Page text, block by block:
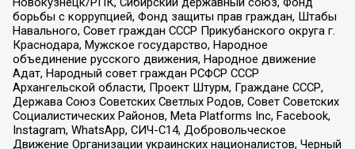
борьбы с коррупцией, Фонд защиты прав граждан, Штабы
Навального, Совет граждан СССР Прикубанского округа г.
Краснодара, Мужское государство, Народное
объединение русского движения, Народное движение
Адат, Народный совет граждан РСФСР СССР
Архангельской области, Проект Штурм, Граждане СССР,
Держава Союз Советских Светлых Родов, Совет Советских
Социалистических Районов, Meta Platforms Inc, Facebook,
Instagram, WhatsApp, СИЧ-С14, Добровольческое
Движение Организации украинских националистов, Черный